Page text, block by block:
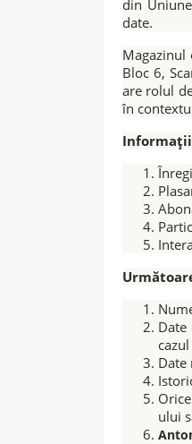
din
date.
Magazinul
Bloc 6,
are rolul
în
ului